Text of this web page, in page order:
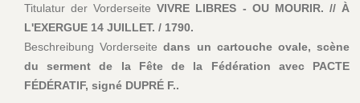
Titulatur der VorderseiteVIVRE LIBRES - OU MOURIR. // À
L'EXERGUE 14 JUILLET. / 1790.
Beschreibung Vorderseitedans un cartouche ovale, scène
du serment de la Fête de la Fédération avec PACTE
FÉDÉRATIF, signé DUPRÉ F..